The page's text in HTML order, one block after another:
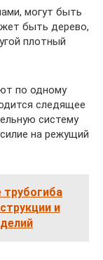
могут быть
быть дерево,
плотный
по одному
следящее
систему
на режущий
трубогиба
и